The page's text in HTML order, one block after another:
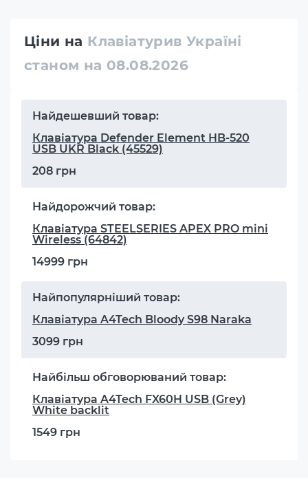
Ціни на Клавіатурив Україні
станом на 08.08.2026
Найдешевший товар:
Клавіатура Defender Element HB-520
USB UKR Black (45529)
208 грн
Найдорожчий товар:
Клавіатура STEELSERIES APEX PRO mini
Wireless (64842)
14999 грн
Найпопулярніший товар:
Клавіатура A4Tech Bloody S98 Naraka
3099 грн
Найбільш обговорюваний товар:
Клавіатура A4Tech FX60H USB (Grey)
White backlit
1549 грн